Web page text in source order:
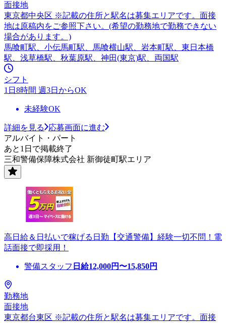
面接地
東京都中央区 ※記載の住所と駅名は募集エリアです。面接
地は原稿内をご参照下さい。(希望の勤務地で勤務できない
場合があります。)
馬喰町駅、小伝馬町駅、馬喰横山駅、岩本町駅、東日本橋
駅、浅草橋駅、秋葉原駅、神田(東京)駅、両国駅
シフト
1日8時間 週3日からOK
未経験OK
詳細を見る
応募画面に進む
アルバイト・パート
あと1日で掲載終了
三和警備保障株式会社 新御徒町駅エリア
高日給＆日払いで稼げる日勤【交通警備】経験一切不問！電
話面接で即採用！
警備スタッフ 日給12,000円〜15,850円
勤務地
面接地
東京都台東区 ※記載の住所と駅名は募集エリアです。面接